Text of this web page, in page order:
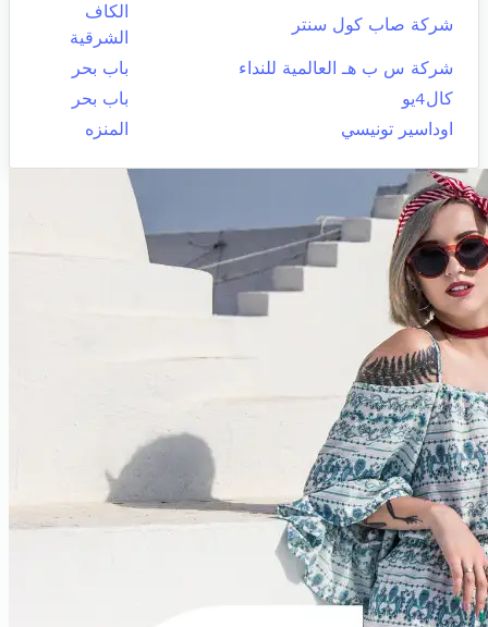
شركة صاب كول سنتر
الكاف
الشرقية
شركة س ب هـ العالمية للنداء
باب بحر
كال4يو
باب بحر
اوداسير تونيسي
المنزه